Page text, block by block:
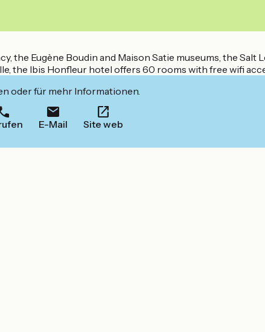
the Eugène Boudin and Maison Satie museums, the Salt
the Ibis Honfleur hotel offers 60 rooms with free wifi
oder für mehr Informationen.
E-Mail Site web